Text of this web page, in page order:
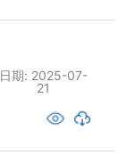
日期: 2025-07-
21